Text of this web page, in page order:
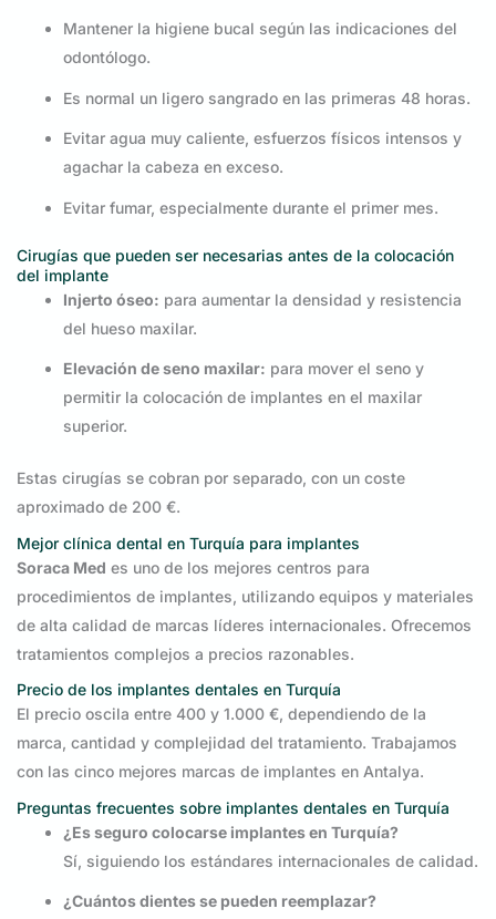
Mantener la higiene bucal según las indicaciones del
odontólogo.
Es normal un ligero sangrado en las primeras 48 horas.
Evitar agua muy caliente, esfuerzos físicos intensos y
agachar la cabeza en exceso.
Evitar fumar, especialmente durante el primer mes.
Cirugías que pueden ser necesarias antes de la colocación
del implante
Injerto óseo: para aumentar la densidad y resistencia
del hueso maxilar.
Elevación de seno maxilar: para mover el seno y
permitir la colocación de implantes en el maxilar
superior.
Estas cirugías se cobran por separado, con un coste
aproximado de 200 €.
Mejor clínica dental en Turquía para implantes
Soraca Med es uno de los mejores centros para
procedimientos de implantes, utilizando equipos y materiales
de alta calidad de marcas líderes internacionales. Ofrecemos
tratamientos complejos a precios razonables.
Precio de los implantes dentales en Turquía
El precio oscila entre 400 y 1.000 €, dependiendo de la
marca, cantidad y complejidad del tratamiento. Trabajamos
con las cinco mejores marcas de implantes en Antalya.
Preguntas frecuentes sobre implantes dentales en Turquía
¿Es seguro colocarse implantes en Turquía?
Sí, siguiendo los estándares internacionales de calidad.
¿Cuántos dientes se pueden reemplazar?